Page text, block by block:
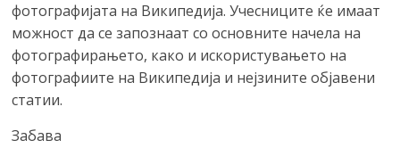
фотографијата на Википедија. Учесниците ќе имаат
можност да се запознаат со основните начела на
фотографирањето, како и искористувањето на
фотографиите на Википедија и нејзините објавени
статии.
Забава